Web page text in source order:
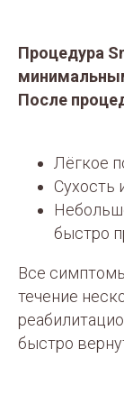
Процедура
После
Лёгкое
Сухость
быстро
Все
течение
быстро